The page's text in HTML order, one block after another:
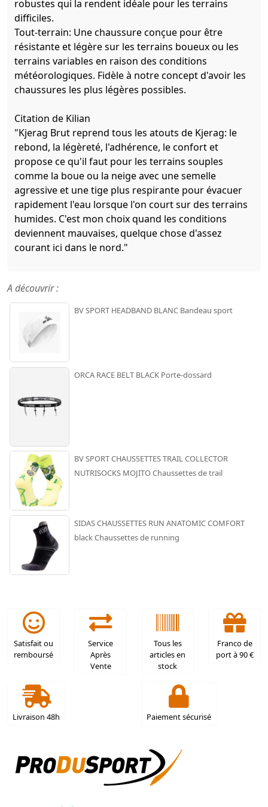
robustes qui la rendent idéale pour les terrains
difficiles.
Tout-terrain: Une chaussure conçue pour être
résistante et légère sur les terrains boueux ou les
terrains variables en raison des conditions
météorologiques. Fidèle à notre concept d'avoir les
chaussures les plus légères possibles.
Citation de Kilian
"Kjerag Brut reprend tous les atouts de Kjerag: le
rebond, la légèreté, l'adhérence, le confort et
propose ce qu'il faut pour les terrains souples
comme la boue ou la neige avec une semelle
agressive et une tige plus respirante pour évacuer
rapidement l'eau lorsque l'on court sur des terrains
humides. C'est mon choix quand les conditions
deviennent mauvaises, quelque chose d'assez
courant ici dans le nord."
A découvrir :
BV SPORT HEADBAND BLANC Bandeau sport
ORCA RACE BELT BLACK Porte-dossard
BV SPORT CHAUSSETTES TRAIL COLLECTOR
NUTRISOCKS MOJITO Chaussettes de trail
SIDAS CHAUSSETTES RUN ANATOMIC COMFORT
black Chaussettes de running
Satisfait ou
remboursé
Service
Après
Vente
Tous les
articles en
stock
Franco de
port à 90 €
Livraison 48h Paiement sécurisé